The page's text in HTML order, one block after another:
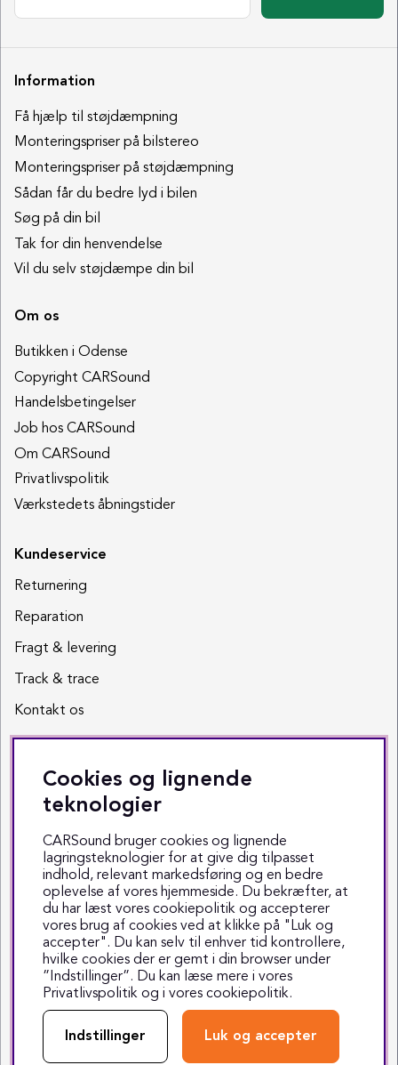
Information
Få hjælp til støjdæmpning
Monteringspriser på bilstereo
Monteringspriser på støjdæmpning
Sådan får du bedre lyd i bilen
Søg på din bil
Tak for din henvendelse
Vil du selv støjdæmpe din bil
Om os
Butikken i Odense
Copyright CARSound
Handelsbetingelser
Job hos CARSound
Om CARSound
Privatlivspolitik
Værkstedets åbningstider
Kundeservice
Returnering
Reparation
Fragt & levering
Track & trace
Kontakt os
Sociale medier
Facebook
Instagram
Youtube
TikTok
Copyright © 1999-2025 CARSound
Middelfartvej 3 - 5000 Odense C - Tlf. 70 70 70 47
Cookies og lignende
teknologier
CARSound bruger cookies og lignende
lagringsteknologier for at give dig tilpasset
indhold, relevant markedsføring og en bedre
oplevelse af vores hjemmeside. Du bekræfter, at
du har læst vores cookiepolitik og accepterer
vores brug af cookies ved at klikke på "Luk og
accepter". Du kan selv til enhver tid kontrollere,
hvilke cookies der er gemt i din browser under
”Indstillinger”. Du kan læse mere i vores
Privatlivspolitik og i vores cookiepolitik.
Indstillinger Luk og accepter